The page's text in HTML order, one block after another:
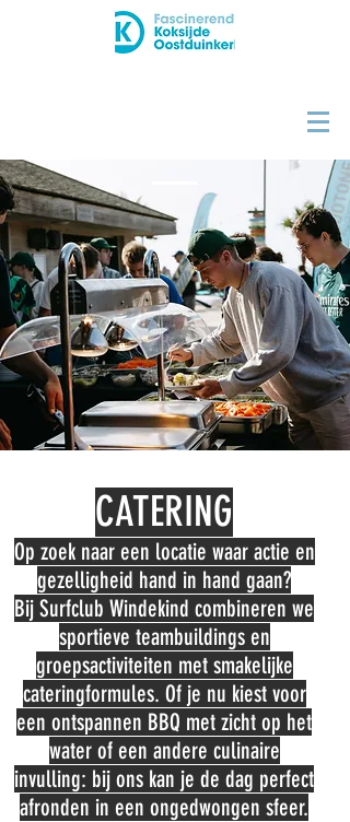
CATERING
Op zoek naar een locatie waar actie en
gezelligheid hand in hand gaan?
Bij Surfclub Windekind combineren we
sportieve teambuildings en
groepsactiviteiten met smakelijke
cateringformules. Of je nu kiest voor
een ontspannen BBQ met zicht op het
water of een andere culinaire
invulling: bij ons kan je de dag perfect
afronden in een ongedwongen sfeer.